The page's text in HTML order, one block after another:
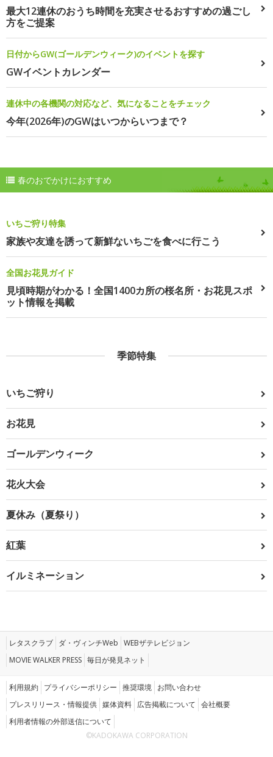
最大12連休のおうち時間を充実させるおすすめの過ごし
方をご提案
日付からGW(ゴールデンウィーク)のイベントを探す
GWイベントカレンダー
連休中の各機関の対応など、気になることをチェック
今年(2026年)のGWはいつからいつまで？
春のおでかけにおすすめ
いちご狩り特集
家族や友達を誘って新鮮ないちごを食べに行こう
全国お花見ガイド
見頃時期がわかる！全国1400カ所の桜名所・お花見スポ
ット情報を掲載
季節特集
いちご狩り
お花見
ゴールデンウィーク
花火大会
夏休み（夏祭り）
紅葉
イルミネーション
レタスクラブ ダ・ヴィンチWeb WEBザテレビジョン
MOVIE WALKER PRESS 毎日が発見ネット
利用規約 プライバシーポリシー 推奨環境 お問い合わせ
プレスリリース・情報提供 媒体資料 広告掲載について 会社概要
利用者情報の外部送信について
©KADOKAWA CORPORATION